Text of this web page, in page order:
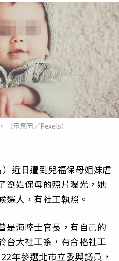
（示意圖／Pexels）
近日遭到兒福保母姐妹虐
劉姓保母的照片曝光，她
選人，有社工執照。
是海陸士官長，有自己的
台大社工系，有合格社工
年參選北市立委與議員，